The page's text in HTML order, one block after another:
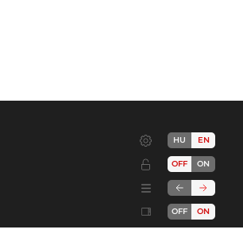
HU EN
OFF ON
OFF ON